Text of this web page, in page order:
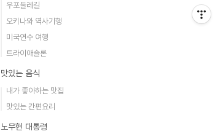
우포둘레길
오키나와 역사기행
미국연수 여행
트라이애슬론
맛있는 음식
내가 좋아하는 맛집
맛있는 간편요리
노무현 대통령